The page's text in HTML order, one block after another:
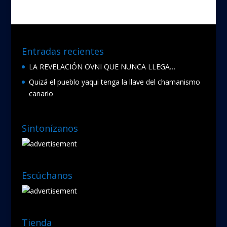
o
Entradas recientes
LA REVELACIÓN OVNI QUE NUNCA LLEGA…
Quizá el pueblo yaqui tenga la llave del chamanismo
canario
Sintonízanos
Escúchanos
Tienda